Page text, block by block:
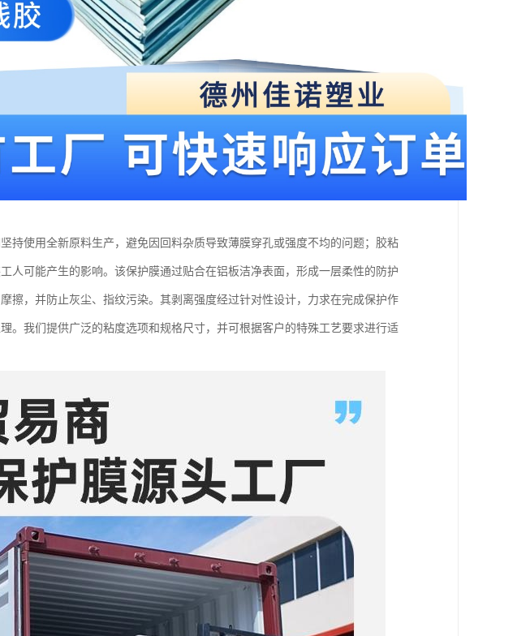
持使用全新原料生产，避免因回料杂质导致薄膜穿孔或强度不均的问题；胶粘
人可能产生的影响。该保护膜通过贴合在铝板洁净表面，形成一层柔性的防护
擦，并防止灰尘、指纹污染。其剥离强度经过针对性设计，力求在完成保护作
。我们提供广泛的粘度选项和规格尺寸，并可根据客户的特殊工艺要求进行适